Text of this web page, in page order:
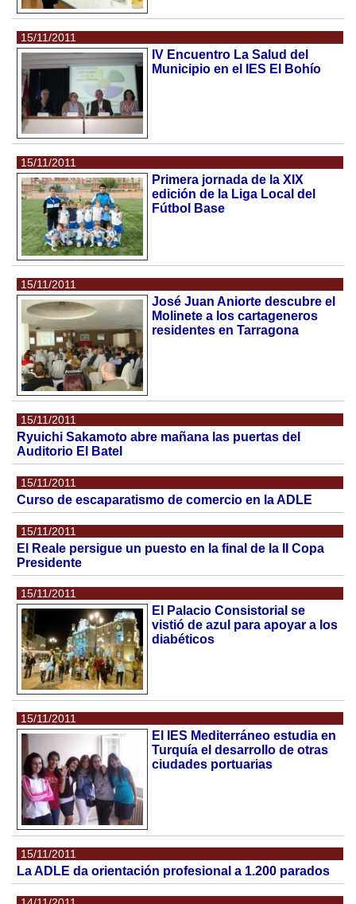
15/11/2011
IV Encuentro La Salud del
Municipio en el IES El Bohío
15/11/2011
Primera jornada de la XIX
edición de la Liga Local del
Fútbol Base
15/11/2011
José Juan Aniorte descubre el
Molinete a los cartageneros
residentes en Tarragona
15/11/2011
Ryuichi Sakamoto abre mañana las puertas del
Auditorio El Batel
15/11/2011
Curso de escaparatismo de comercio en la ADLE
15/11/2011
El Reale persigue un puesto en la final de la II Copa
Presidente
15/11/2011
El Palacio Consistorial se
vistió de azul para apoyar a los
diabéticos
15/11/2011
El IES Mediterráneo estudia en
Turquía el desarrollo de otras
ciudades portuarias
15/11/2011
La ADLE da orientación profesional a 1.200 parados